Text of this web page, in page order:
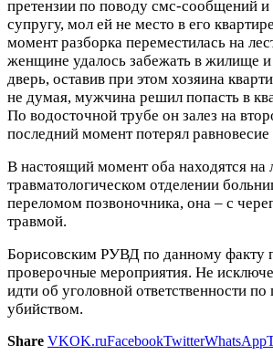
претензии по поводу смс-сообщений и
супругу, мол ей не место в его
момент разборка переместилась на
женщине удалось забежать в жилище и
дверь, оставив при этом хозяина
не думая, мужчина решил попасть в
По водосточной трубе он залез на
последний момент потерял равновесие
В настоящий момент оба находятся на
травматологическом отделении
переломом позвоночника, она – с
травмой.
Борисовским РУВД по данному факту
проверочные мероприятия. Не
идти об уголовной ответственности
убийством.
Share VKOK.ruFacebookTwitterWhatsApp